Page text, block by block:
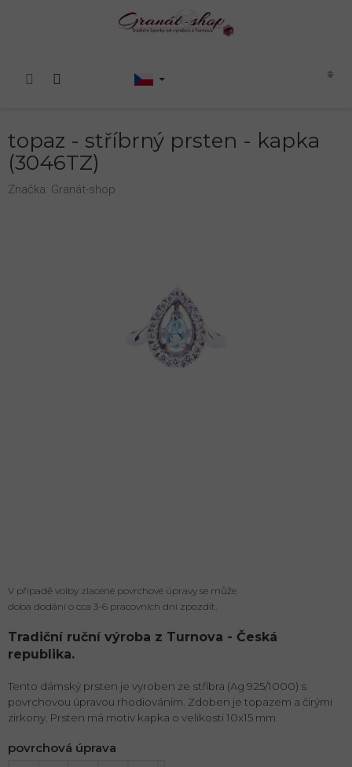
Nákupní
topaz - stříbrný prsten - kapka
(3046TZ)
Značka: Granát-shop
povrchová úprava
V případě volby zlacené povrchové úpravy se může
doba dodání o cca 3-6 pracovních dní zpozdit.
Tradiční ruční výroba z Turnova - Česká
republika.
Tento dámský prsten je vyroben ze stříbra (Ag 925/1000) s
povrchovou úpravou rhodiováním. Zdoben je topazem a čirými
zirkony. Prsten má motiv kapka o velikosti 10x15 mm.